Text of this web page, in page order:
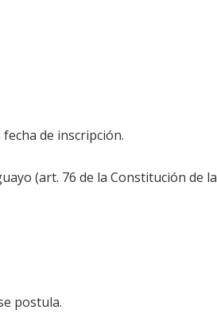
fecha de inscripción.
(art. 76 de la Constitución de la
postula.